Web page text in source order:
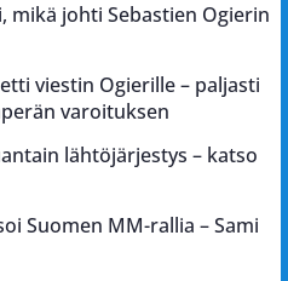
mikä johti Sebastien Ogierin
viestin Ogierille – paljasti
varoituksen
lähtöjärjestys – katso
Suomen MM-rallia – Sami